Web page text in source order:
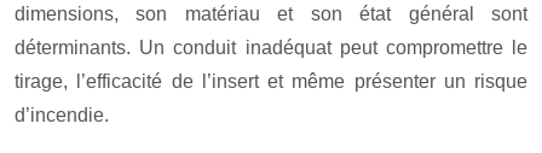
dimensions, son matériau et son état général sont
déterminants. Un conduit inadéquat peut compromettre le
tirage, l’efficacité de l’insert et même présenter un risque
d’incendie.